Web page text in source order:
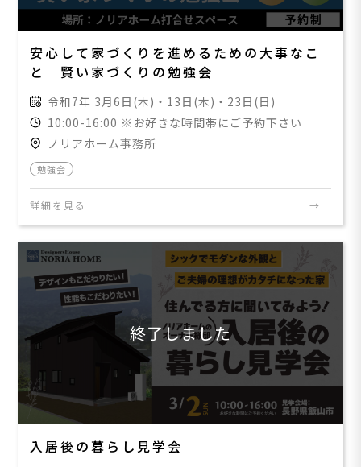
安心して家づくりを進めるための大事なこ
と 賢い家づくりの勉強会
令和7年 3月6日(木)・13日(木)・23日(日)
10:00-16:00 ※お好きな時間帯にご予約下さい
ノリアホーム事務所
勉強会
詳細を見る
終了しました
入居後の暮らし見学会